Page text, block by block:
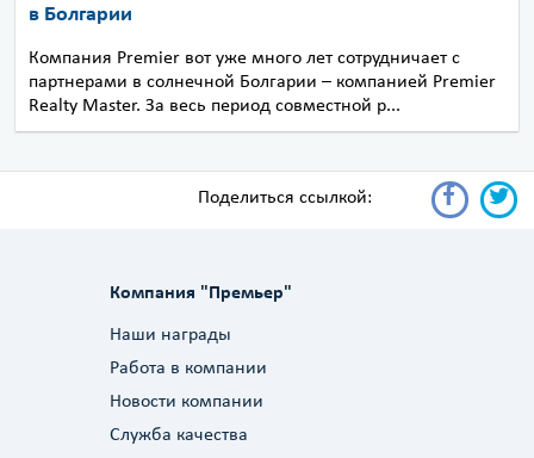
в Болгарии
Компания Premier вот уже много лет сотрудничает с
партнерами в солнечной Болгарии – компанией Premier
Realty Master. За весь период совместной р...
Поделиться ссылкой:
Компания "Премьер"
Наши награды
Работа в компании
Новости компании
Служба качества